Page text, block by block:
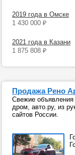
2019 года в Омске
1 430 000 ₽
2021 года в Казани
1 875 808 ₽
Продажа Рено
Свежие объявления
дром, авто.ру, из
сайтов России.